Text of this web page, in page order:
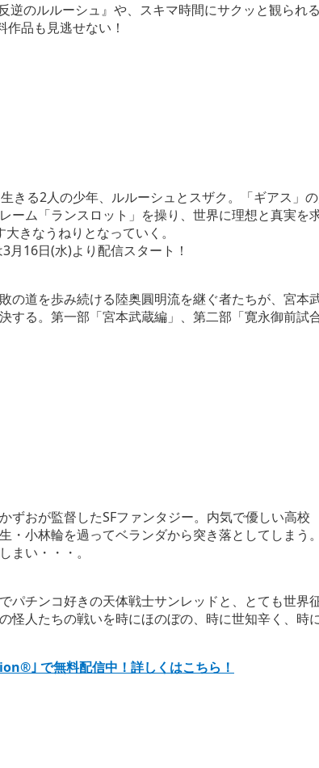
のルルーシュ』や、スキマ時間にサクッと観られ
品も見逃せない！
きる2人の少年、ルルーシュとスザク。「ギアス」
ーム「ランスロット」を操り、世界に理想と真実を
きなうねりとなっていく。
16日(水)より配信スタート！
の道を歩み続ける陸奥圓明流を継ぐ者たちが、宮本
する。第一部「宮本武蔵編」、第二部「寛永御前試
ずおが監督したSFファンタジー。内気で優しい高校
小林輪を過ってベランダから突き落としてしまう。
まい・・・。
パチンコ好きの天体戦士サンレッドと、とても世界
怪人たちの戦いを時にほのぼの、時に世知辛く、時
｣ で無料配信中！詳しくはこちら！